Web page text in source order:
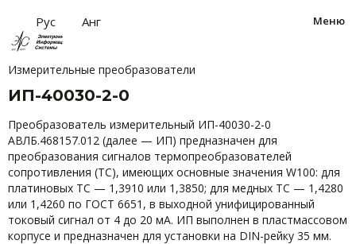
Меню
Рус Анг
Измерительные преобразователи
ИП-40030-2-0
Преобразователь измерительный ИП-40030-2-0
АВЛБ.468157.012 (далее — ИП) предназначен для
преобразования сигналов термопреобразователей
сопротивления (ТС), имеющих основные значения W100: для
платиновых ТС — 1,3910 или 1,3850; для медных ТС — 1,4280
или 1,4260 по ГОСТ 6651, в выходной унифицированный
токовый сигнал от 4 до 20 мА. ИП выполнен в пластмассовом
корпусе и предназначен для установки на DIN-рейку 35 мм.